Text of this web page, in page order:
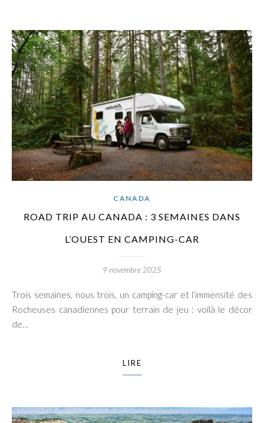
CANADA
ROAD TRIP AU CANADA : 3 SEMAINES DANS
L’OUEST EN CAMPING-CAR
9 novembre 2025
Trois semaines, nous trois, un camping-car et l’immensité des
Rocheuses canadiennes pour terrain de jeu : voilà le décor
de…
LIRE